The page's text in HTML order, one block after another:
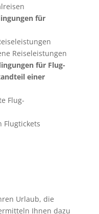
für
Reiseleistungen
für Flug-
einer
Flug-
Flugtickets
Urlaub, die
Ihnen dazu